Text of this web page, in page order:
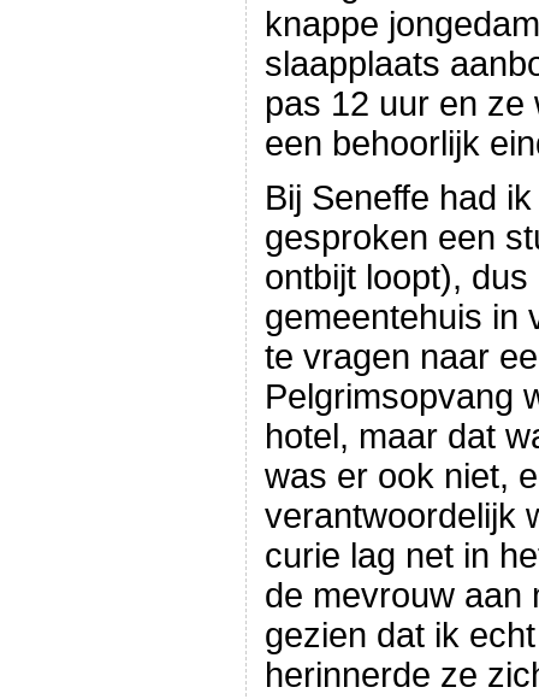
knappe
slaapplaats
pas 12 uur en ze
een behoorlijk
Bij Seneffe had
gesproken een
ontbijt loopt),
gemeentehuis in
te vragen naar
Pelgrimsopvang
hotel, maar dat
was er ook niet,
verantwoordelijk
curie lag net in
de mevrouw aan
gezien dat ik
herinnerde ze